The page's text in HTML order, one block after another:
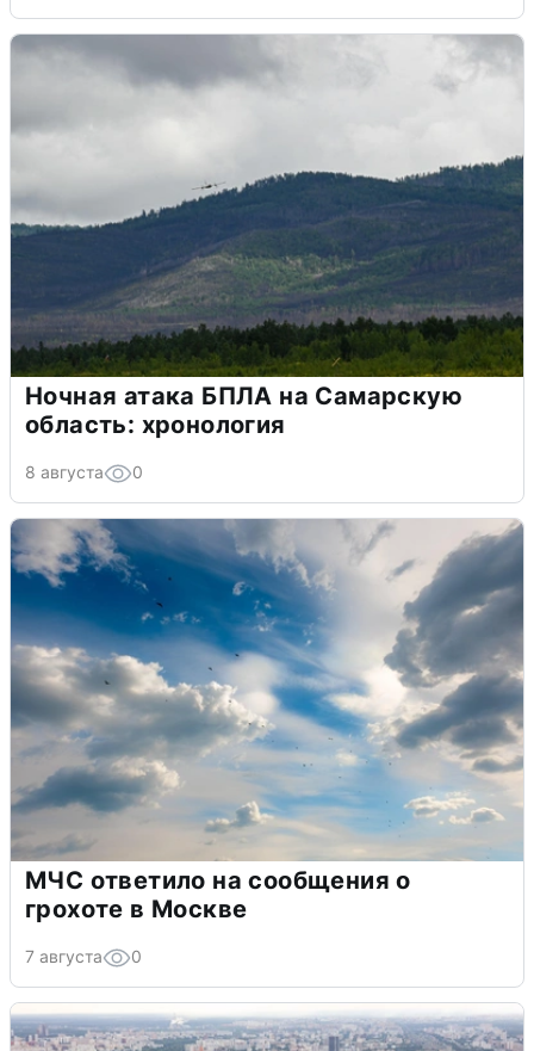
Ночная атака БПЛА на Самарскую
область: хронология
8 августа 0
МЧС ответило на сообщения о
грохоте в Москве
7 августа 0